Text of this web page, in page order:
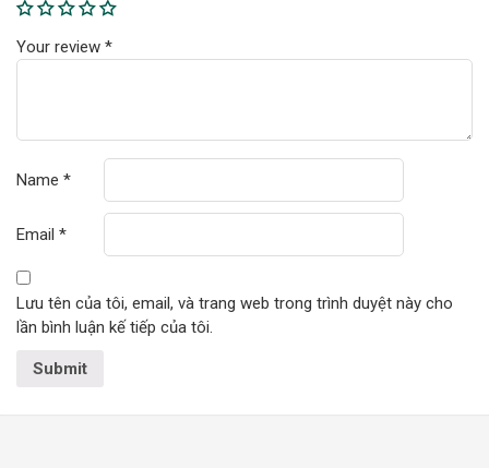
Your review *
Name *
Email *
Lưu tên của tôi, email, và trang web trong trình duyệt này cho
lần bình luận kế tiếp của tôi.